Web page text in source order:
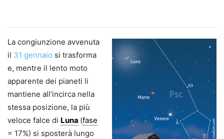
La congiunzione avvenuta
il 31 gennaio si trasforma
e, mentre il lento moto
apparente dei pianeti li
mantiene all’incirca nella
stessa posizione, la più
veloce falce di Luna (fase
= 17%) si sposterà lungo